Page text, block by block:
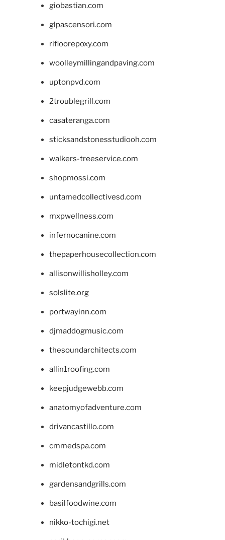
giobastian.com
glpascensori.com
rifloorepoxy.com
woolleymillingandpaving.com
uptonpvd.com
2troublegrill.com
casateranga.com
sticksandstonesstudiooh.com
walkers-treeservice.com
shopmossi.com
untamedcollectivesd.com
mxpwellness.com
infernocanine.com
thepaperhousecollection.com
allisonwillisholley.com
solslite.org
portwayinn.com
djmaddogmusic.com
thesoundarchitects.com
allin1roofing.com
keepjudgewebb.com
anatomyofadventure.com
drivancastillo.com
cmmedspa.com
midletontkd.com
gardensandgrills.com
basilfoodwine.com
nikko-tochigi.net